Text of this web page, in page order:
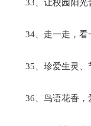
33、让校园阳光
34、走一走，看
35、珍爱生灵、
36、鸟语花香，